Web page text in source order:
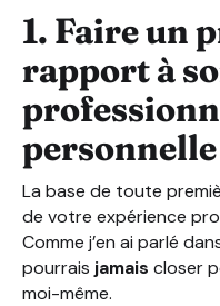
1. Faire un
rapport à
personnelle
La base de toute
de votre expérience
Comme j’en ai parlé
pourrais jamais closer
moi-même.